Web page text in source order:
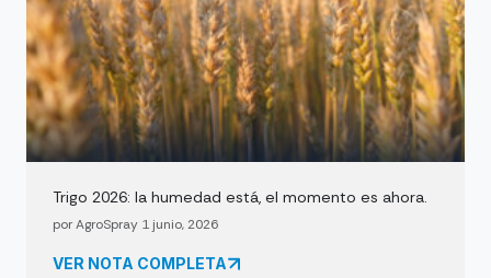
Trigo 2026: la humedad está, el momento es ahora.
por AgroSpray 1 junio, 2026
VER NOTA COMPLETA